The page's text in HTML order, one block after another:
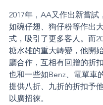
2017年，AA又作出新嘗試
如碗仔翅、狗仔粉等作出
式，吸引了更多客人。而
糖水雄的重大轉變，他開
廳合作，互相有回贈的折
也和一些如Benz、電單車
提供八折、九折的折扣予
以廣招徠。